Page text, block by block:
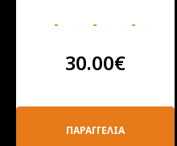
- - -
30.00€
ΠΑΡΑΓΓΕΛΙΑ